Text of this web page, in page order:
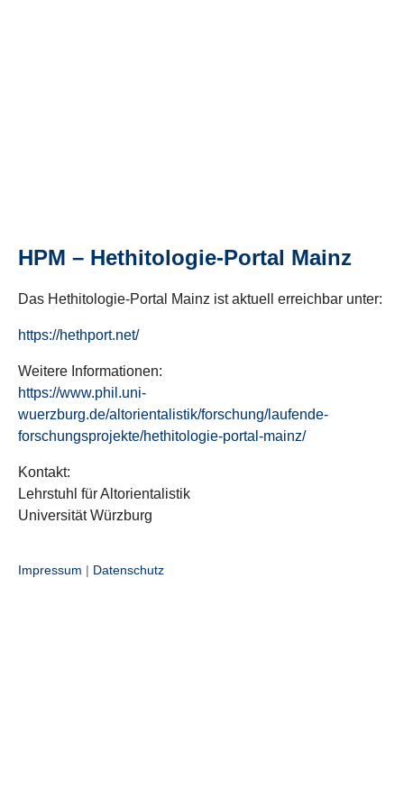
HPM – Hethitologie-Portal Mainz
Das Hethitologie-Portal Mainz ist aktuell erreichbar unter:
https://hethport.net/
Weitere Informationen:
https://www.phil.uni-
wuerzburg.de/altorientalistik/forschung/laufende-
forschungsprojekte/hethitologie-portal-mainz/
Kontakt:
Lehrstuhl für Altorientalistik
Universität Würzburg
Impressum | Datenschutz